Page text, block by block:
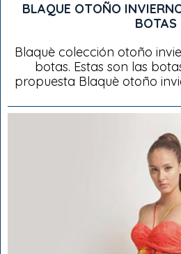
BLAQUE OTOÑO
BOTAS
Blaquè colección otoño
botas. Estas son las
propuesta Blaquè otoño